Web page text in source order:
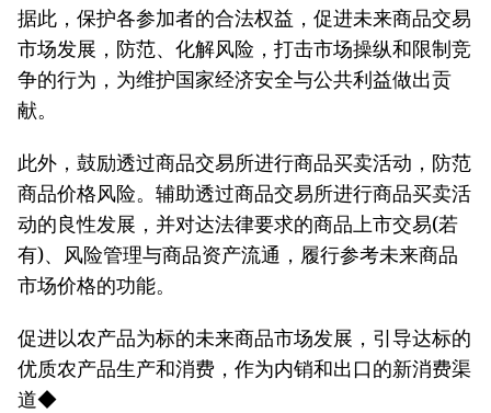
据此，保护各参加者的合法权益，促进未来商品交易
市场发展，防范、化解风险，打击市场操纵和限制竞
争的行为，为维护国家经济安全与公共利益做出贡
献。
此外，鼓励透过商品交易所进行商品买卖活动，防范
商品价格风险。辅助透过商品交易所进行商品买卖活
动的良性发展，并对达法律要求的商品上市交易(若
有)、风险管理与商品资产流通，履行参考未来商品
市场价格的功能。
促进以农产品为标的未来商品市场发展，引导达标的
优质农产品生产和消费，作为内销和出口的新消费渠
道◆